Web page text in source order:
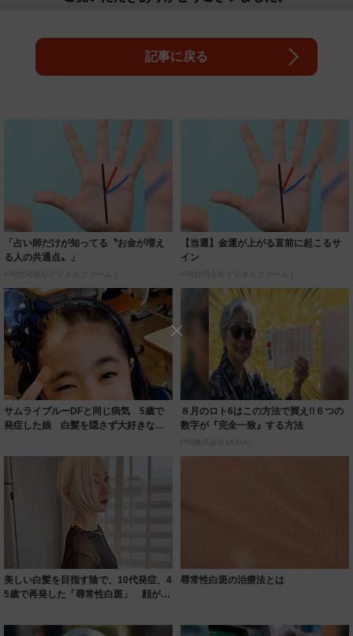
記事に戻る
「占い師だけが知ってる〝お金が増え
る人の共通点〟」
PR(合同会社デジタルファーム )
【当選】金運が上がる直前に起こるサ
イン
PR(合同会社デジタルファーム )
サムライブルーDFと同じ病気 5歳で
発症した娘 白髪を隠さず大好きな
８月のロト6はこの方法で買え!!６つの
数字が『完全一致』する方法
PR(株式会社MURA)
美しい白髪を目指す陰で、10代発症、4
5歳で再発した「尋常性白斑」 顔がま
尋常性白斑の治療法とは